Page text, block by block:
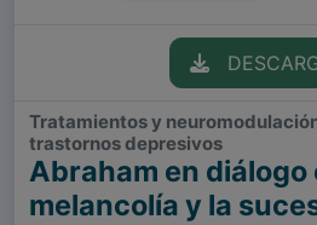
Tratamientos y
trastornos depresivos
Abraham en diálogo
melancolía y la